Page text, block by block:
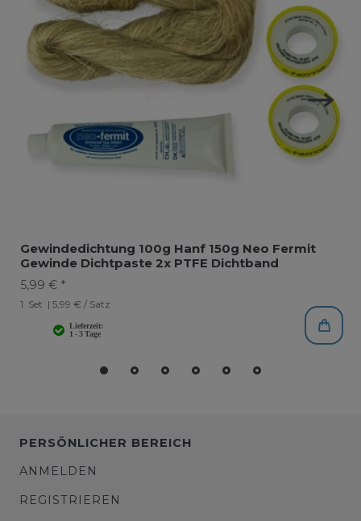
Gewindedichtung 100g Hanf 150g Neo Fermit
Gewinde Dichtpaste 2x PTFE Dichtband
5,99 € *
1 Set | 5,99 € / Satz
PERSÖNLICHER BEREICH
ANMELDEN
REGISTRIEREN